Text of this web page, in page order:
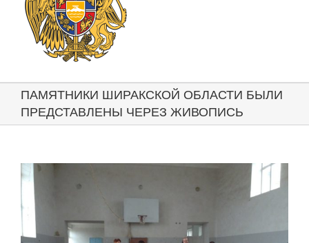
ПАМЯТНИКИ ШИРАКСКОЙ ОБЛАСТИ БЫЛИ
ПРЕДСТАВЛЕНЫ ЧЕРЕЗ ЖИВОПИСЬ
Larger
Image